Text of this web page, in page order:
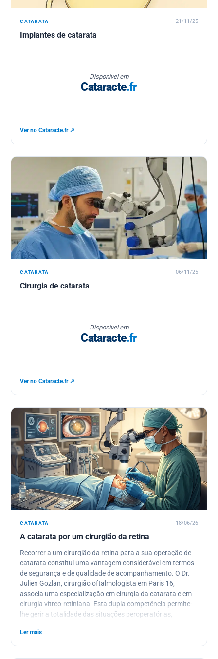
CATARATA 21/11/25
Implantes de catarata
Disponível em
Cataracte.fr
Ver no Cataracte.fr ↗
CATARATA 06/11/25
Cirurgia de catarata
Disponível em
Cataracte.fr
Ver no Cataracte.fr ↗
CATARATA 18/06/26
A catarata por um cirurgião da retina
Recorrer a um cirurgião da retina para a sua operação de
catarata constitui uma vantagem considerável em termos
de segurança e de qualidade de acompanhamento. O Dr.
Julien Gozlan, cirurgião oftalmologista em Paris 16,
associa uma especialização em cirurgia da catarata e em
cirurgia vítreo-retiniana. Esta dupla competência permite-
lhe gerir a totalidade das situações peroperatórias,
combinadas quando a retina necessita de um tratamento
simultâneo. Este artigo explica por que motivo confiar a
Ler mais